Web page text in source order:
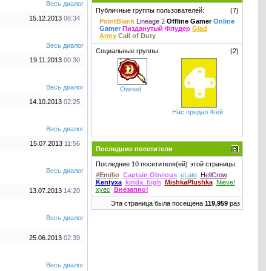
Весь диалог
15.12.2013 06:34
Весь диалог
19.11.2013 00:30
Весь диалог
14.10.2013 02:25
Весь диалог
15.07.2013 11:56
Весь диалог
13.07.2013 14:20
Весь диалог
25.06.2013 02:39
Весь диалог
(7)
Публичные группы пользователей:
PointBlank Lineage 2 Offline Gamer Online
Gamer Пизданутый Флудер Glad
Army Call of Duty
(2)
Социальные группы:
Owned
Нас предал 4гей
Последние посетители
Последние 10 посетителя(ей) этой страницы:
#Emilio Captain Obvious eLate HellCrow
Kentyxa kinda_high MishkaPlushka Nieve!
xyec Внезапнo!
Эта страница была посещена 119,959раз